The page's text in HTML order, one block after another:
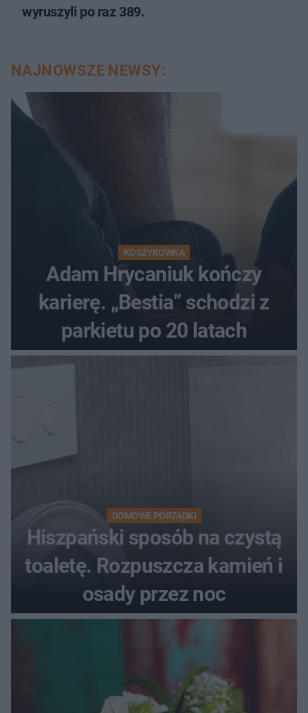
wyruszyli po raz 389.
NAJNOWSZE NEWSY:
KOSZYKÓWKA
Adam Hrycaniuk kończy
karierę. „Bestia” schodzi z
parkietu po 20 latach
DOMOWE PORZĄDKI
Hiszpański sposób na czystą
toaletę. Rozpuszcza kamień i
osady przez noc